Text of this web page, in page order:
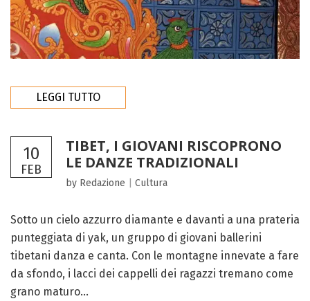
LEGGI TUTTO
10
FEB
TIBET, I GIOVANI RISCOPRONO
LE DANZE TRADIZIONALI
by Redazione Cultura
Sotto un cielo azzurro diamante e davanti a una prateria
punteggiata di yak, un gruppo di giovani ballerini
tibetani danza e canta. Con le montagne innevate a fare
da sfondo, i lacci dei cappelli dei ragazzi tremano come
grano maturo...